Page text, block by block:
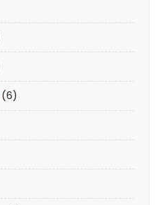
(6)